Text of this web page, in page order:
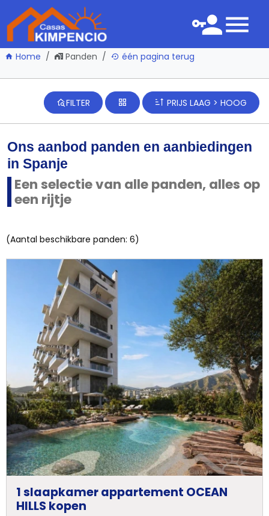
Home Panden één pagina terug
FILTER PRIJS LAAG > HOOG
Ons aanbod panden en aanbiedingen
in Spanje
Een selectie van alle panden, alles op
een rijtje
(Aantal beschikbare panden: 6)
1 slaapkamer appartement OCEAN
HILLS kopen